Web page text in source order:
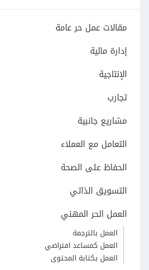
مقالات عمل حر عامة
إدارة مالية
الإنتاجية
تجارب
مشاريع جانبية
التعامل مع العملاء
الحفاظ على الصحة
التسويق الذاتي
العمل الحر المهني
العمل بالترجمة
العمل كمساعد افتراضي
العمل بكتابة المحتوى